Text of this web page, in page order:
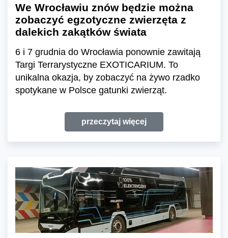
We Wrocławiu znów będzie można
zobaczyć egzotyczne zwierzęta z
dalekich zakątków świata
6 i 7 grudnia do Wrocławia ponownie zawitają
Targi Terrarystyczne EXOTICARIUM. To
unikalna okazja, by zobaczyć na żywo rzadko
spotykane w Polsce gatunki zwierząt.
przeczytaj więcej